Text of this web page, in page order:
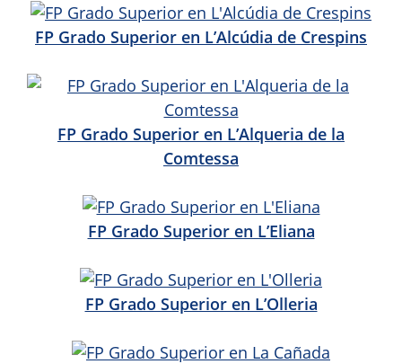
FP Grado Superior en L’Alcúdia de Crespins
FP Grado Superior en L’Alqueria de la
Comtessa
FP Grado Superior en L’Eliana
FP Grado Superior en L’Olleria